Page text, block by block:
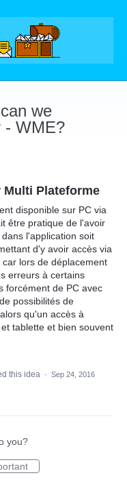
we
- WME?
Multi Plateforme
disponible sur PC via
être pratique de l'avoir
l'application soit
d'y avoir accès via
lors de déplacement
erreurs à certains
forcément de PC avec
possibilités de
qu'un accès à
tablette et bien souvent
this idea · Sep 24, 2016
you?